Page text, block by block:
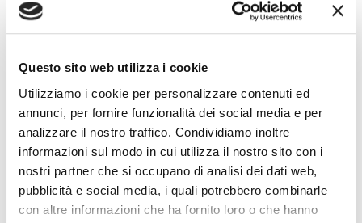
Questo sito web utilizza i cookie
Utilizziamo i cookie per personalizzare contenuti ed
annunci, per fornire funzionalità dei social media e per
analizzare il nostro traffico. Condividiamo inoltre
informazioni sul modo in cui utilizza il nostro sito con i
nostri partner che si occupano di analisi dei dati web,
pubblicità e social media, i quali potrebbero combinarle
con altre informazioni che ha fornito loro o che hanno
La cosa più importante nella
comunicazione è ascoltare ciò
che non viene detto.
–Peter Drucker